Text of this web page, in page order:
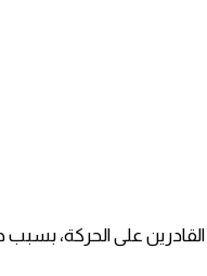
القادرين على الحركة،